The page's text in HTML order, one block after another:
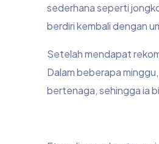
sederhana seperti
berdiri kembali dengan
Setelah mendapat
Dalam beberapa
bertenaga, sehingga ia